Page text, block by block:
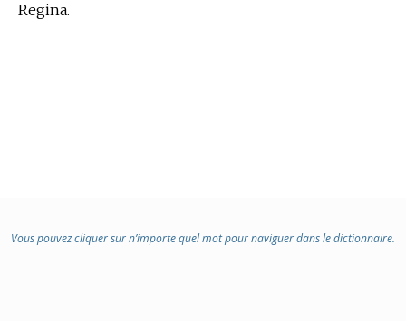
Regina.
Vous pouvez cliquer sur n’importe quel mot pour naviguer dans le dictionnaire.